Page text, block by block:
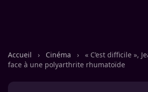
Accueil › Cinéma ›
« C’est difficile »,
face à une polyarthrite rhumatoïde